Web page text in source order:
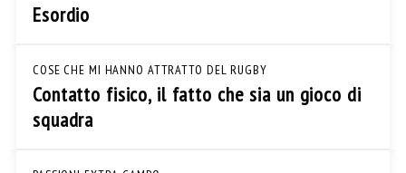
Esordio
COSE CHE MI HANNO ATTRATTO DEL RUGBY
Contatto fisico, il fatto che sia un gioco di
squadra